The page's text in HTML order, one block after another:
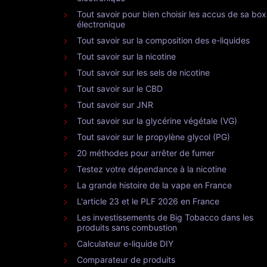
Tout savoir pour bien choisir les accus de sa box
électronique
Tout savoir sur la composition des e-liquides
Tout savoir sur la nicotine
Tout savoir sur les sels de nicotine
Tout savoir sur le CBD
Tout savoir sur JNR
Tout savoir sur la glycérine végétale (VG)
Tout savoir sur le propylène glycol (PG)
20 méthodes pour arrêter de fumer
Testez votre dépendance à la nicotine
La grande histoire de la vape en France
L'article 23 et le PLF 2026 en France
Les investissements de Big Tobacco dans les
produits sans combustion
Calculateur e-liquide DIY
Comparateur de produits